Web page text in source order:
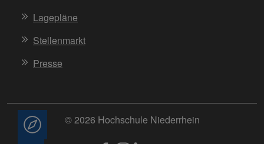
Lagepläne
Stellenmarkt
Presse
© 2026 Hochschule Niederrhein
Beratung